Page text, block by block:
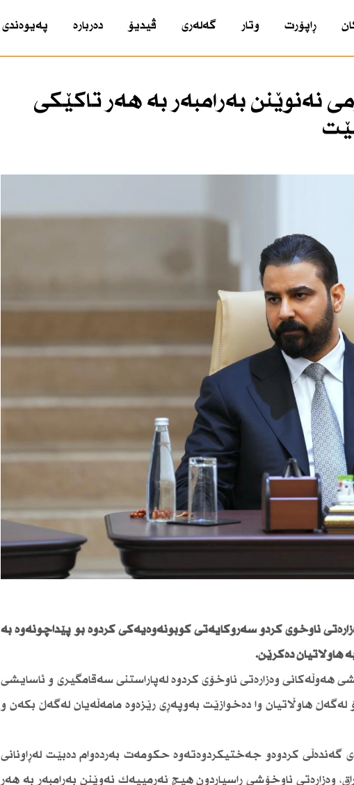
ڕاپۆرت وتار گەلەری ڤیدیۆ دەربارە پەیوەندی
نەنوێنن بەرامبەر بە هەر تاكێكی
ناوخۆی كردو سەرۆكایەتی كۆبونەوەیەكی كردوە بۆ پێداچونەوە بە
هاوڵاتیان دەكرێن.
هەوڵەكانی وەزارەتی ناوخۆی كردوە لەپاراستنی سەقامگیری و ئاسایشی
هاوڵاتیان وا دەخوازێت بەوپەڕی رێزەوە مامەڵەیان لەگەڵ بكەن و
گەندەڵی كردوەو جەختیكردوەتەوە حكومەت بەردەوام دەبێت لەڕاونانی
وەزارەتی ناوخۆشی راسپاردون هیچ نەرمییەك نەوێنن بەرامبەر بە هەر